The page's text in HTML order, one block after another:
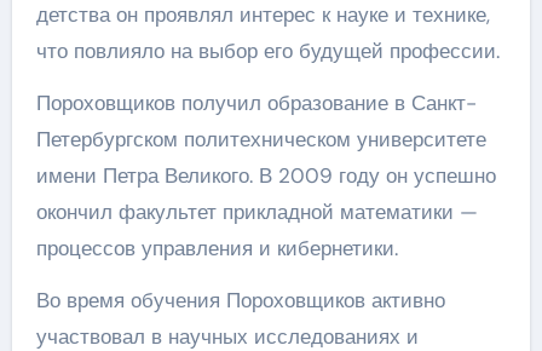
детства он проявлял интерес к науке и технике,
что повлияло на выбор его будущей профессии.
Пороховщиков получил образование в Санкт-
Петербургском политехническом университете
имени Петра Великого. В 2009 году он успешно
окончил факультет прикладной математики —
процессов управления и кибернетики.
Во время обучения Пороховщиков активно
участвовал в научных исследованиях и